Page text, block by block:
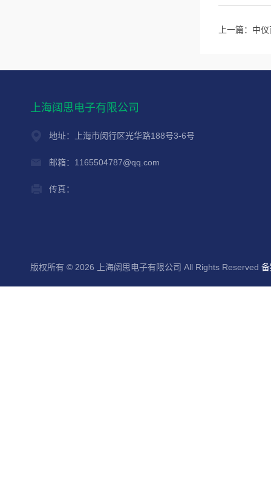
上一篇： 中
上海阔思电子有限公司
地址：上海市闵行区光华路188号3-6号
邮箱：1165504787@qq.com
传真：
版权所有 © 2026 上海阔思电子有限公司 All Rights Reserved